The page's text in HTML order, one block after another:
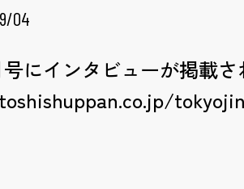
04
にインタビューが掲載さ